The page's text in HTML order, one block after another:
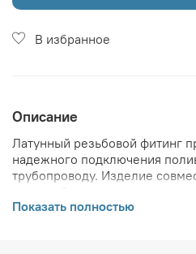
В избранное
Описание
Латунный резьбовой фитинг
надежного подключения
трубопроводу. Изделие
средами.
Показать полностью